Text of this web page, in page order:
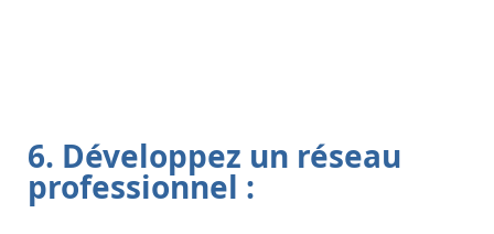
6. Développez un réseau
professionnel :